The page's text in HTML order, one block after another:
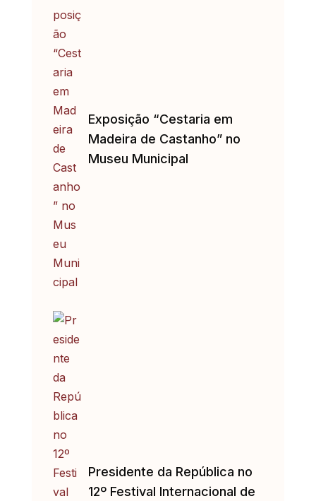
Exposição “Cestaria em
Madeira de Castanho” no
Museu Municipal
Presidente da República no
12º Festival Internacional de